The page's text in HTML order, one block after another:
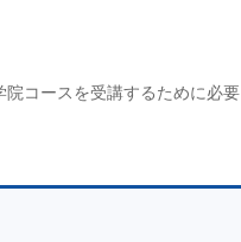
コースを受講するために必要